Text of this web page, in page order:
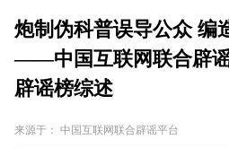
炮制伪科普误导公众 编
——中国互联网联合辟谣
辟谣榜综述
来源于： 中国互联网联合辟谣平台